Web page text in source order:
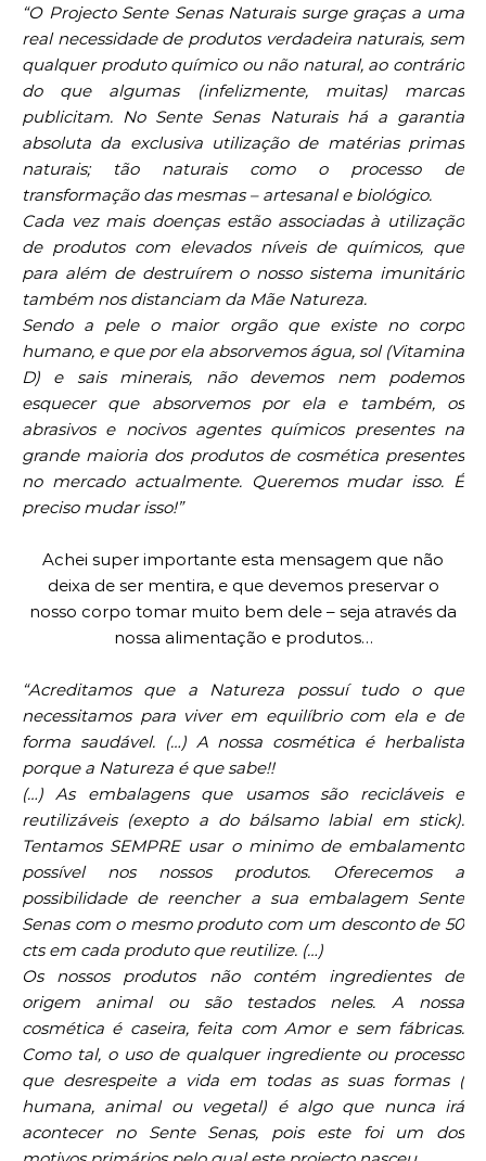
“O Projecto Sente Senas Naturais surge graças a uma
real necessidade de produtos verdadeira naturais, sem
qualquer produto químico ou não natural, ao contrário
do que algumas (infelizmente, muitas) marcas
publicitam. No Sente Senas Naturais há a garantia
absoluta da exclusiva utilização de matérias primas
naturais; tão naturais como o processo de
transformação das mesmas – artesanal e biológico.
Cada vez mais doenças estão associadas à utilização
de produtos com elevados níveis de químicos, que
para além de destruírem o nosso sistema imunitário
também nos distanciam da Mãe Natureza.
Sendo a pele o maior orgão que existe no corpo
humano, e que por ela absorvemos água, sol (Vitamina
D) e sais minerais, não devemos nem podemos
esquecer que absorvemos por ela e também, os
abrasivos e nocivos agentes químicos presentes na
grande maioria dos produtos de cosmética presentes
no mercado actualmente. Queremos mudar isso. É
preciso mudar isso!”
Achei super importante esta mensagem que não
deixa de ser mentira, e que devemos preservar o
nosso corpo tomar muito bem dele – seja através da
nossa alimentação e produtos…
“Acreditamos que a Natureza possuí tudo o que
necessitamos para viver em equilíbrio com ela e de
forma saudável. (…) A nossa cosmética é herbalista
porque a Natureza é que sabe!!
(…) As embalagens que usamos são recicláveis e
reutilizáveis (exepto a do bálsamo labial em stick).
Tentamos SEMPRE usar o minimo de embalamento
possível nos nossos produtos. Oferecemos a
possibilidade de reencher a sua embalagem Sente
Senas com o mesmo produto com um desconto de 50
cts em cada produto que reutilize. (…)
Os nossos produtos não contém ingredientes de
origem animal ou são testados neles. A nossa
cosmética é caseira, feita com Amor e sem fábricas.
Como tal, o uso de qualquer ingrediente ou processo
que desrespeite a vida em todas as suas formas (
humana, animal ou vegetal) é algo que nunca irá
acontecer no Sente Senas, pois este foi um dos